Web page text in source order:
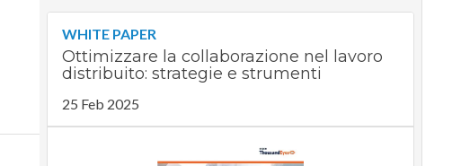
WHITE PAPER
Ottimizzare la collaborazione nel lavoro
distribuito: strategie e strumenti
25 Feb 2025